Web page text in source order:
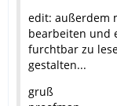
edit: außerdem
bearbeiten und
furchtbar zu
gestalten...
gruß